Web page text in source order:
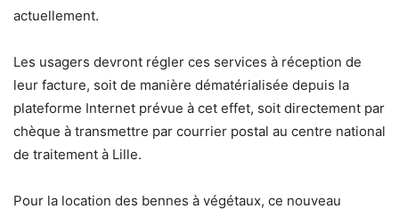
actuellement.
Les usagers devront régler ces services à réception de
leur facture, soit de manière dématérialisée depuis la
plateforme Internet prévue à cet effet, soit directement par
chèque à transmettre par courrier postal au centre national
de traitement à Lille.
Pour la location des bennes à végétaux, ce nouveau